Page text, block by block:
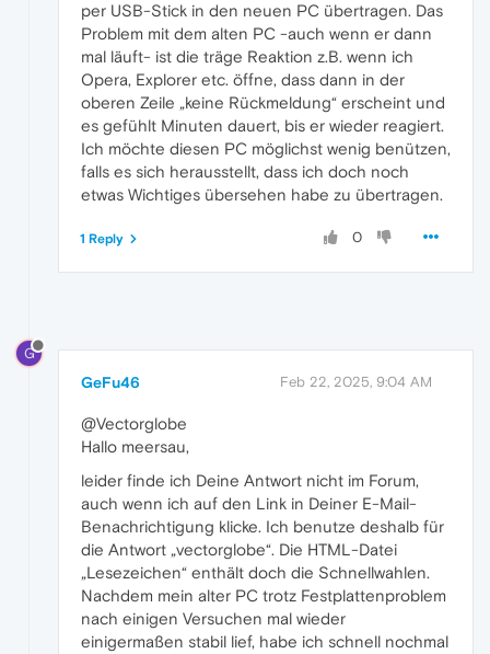
per USB-Stick in den neuen PC übertragen. Das
Problem mit dem alten PC -auch wenn er dann
mal läuft- ist die träge Reaktion z.B. wenn ich
Opera, Explorer etc. öffne, dass dann in der
oberen Zeile „keine Rückmeldung“ erscheint und
es gefühlt Minuten dauert, bis er wieder reagiert.
Ich möchte diesen PC möglichst wenig benützen,
falls es sich herausstellt, dass ich doch noch
etwas Wichtiges übersehen habe zu übertragen.
0
1 Reply
G
GeFu46 Feb 22, 2025, 9:04 AM
@Vectorglobe
Hallo meersau,
leider finde ich Deine Antwort nicht im Forum,
auch wenn ich auf den Link in Deiner E-Mail-
Benachrichtigung klicke. Ich benutze deshalb für
die Antwort „vectorglobe“. Die HTML-Datei
„Lesezeichen“ enthält doch die Schnellwahlen.
Nachdem mein alter PC trotz Festplattenproblem
nach einigen Versuchen mal wieder
einigermaßen stabil lief, habe ich schnell nochmal